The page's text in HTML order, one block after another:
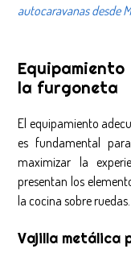
autocaravanas desde
la furgoneta
El equipamiento
es fundamental
maximizar la
presentan los
la cocina sobre ruedas.
Vajilla metálica